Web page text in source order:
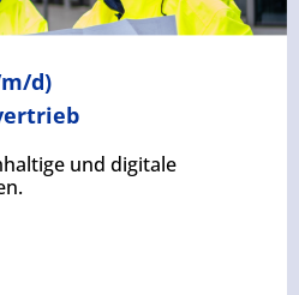
d)
und digitale